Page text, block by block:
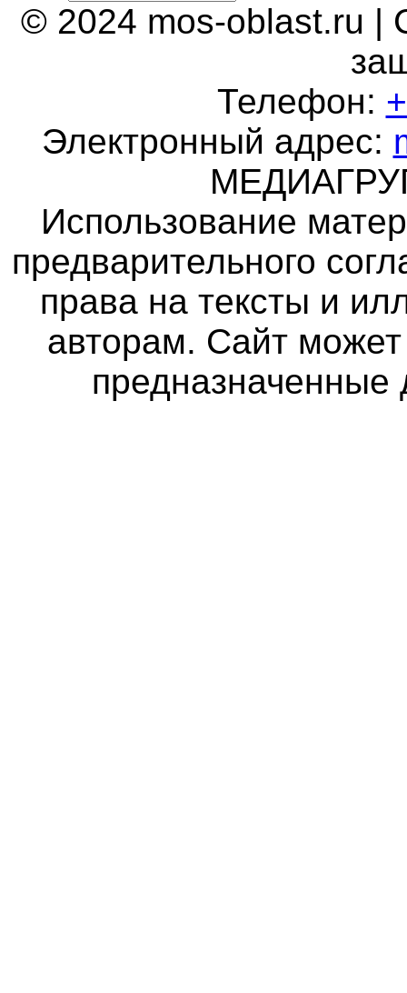
© 2024 mos-oblast.ru |
Телефон:
Электронный адрес:
Использование
предварительного
права на тексты и
авторам. Сайт